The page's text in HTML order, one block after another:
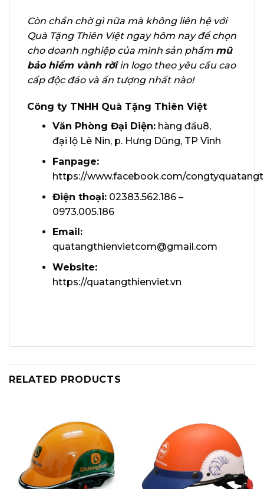
Còn chần chờ gì nữa mà không liên hệ với
Quà Tặng Thiên Việt ngay hôm nay để chọn
cho doanh nghiệp của mình sản phẩm mũ
bảo hiểm vành rờiin logo theo yêu cầu cao
cấp độc đáo và ấn tượng nhất nào!
Công ty TNHH Quà Tặng Thiên Việt
Văn Phòng Đại Diện:hàng đầu8,
đại lộ Lê Nin, p. Hưng Dũng, TP Vinh
Fanpage:
https://www.facebook.com/
Điện thoại:02383.562.186 –
0973.005.186
Email:
quatangthienvietcom@gmail.com
Website:
https://quatangthienviet.vn
RELATED PRODUCTS